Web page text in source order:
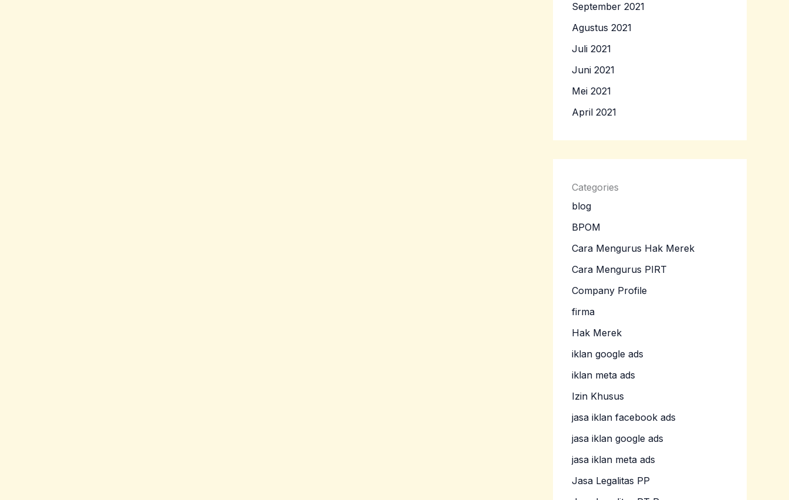
September 2021
Agustus 2021
Juli 2021
Juni 2021
Mei 2021
April 2021
Categories
blog
BPOM
Cara Mengurus Hak Merek
Cara Mengurus PIRT
Company Profile
firma
Hak Merek
iklan google ads
iklan meta ads
Izin Khusus
jasa iklan facebook ads
jasa iklan google ads
jasa iklan meta ads
Jasa Legalitas PP